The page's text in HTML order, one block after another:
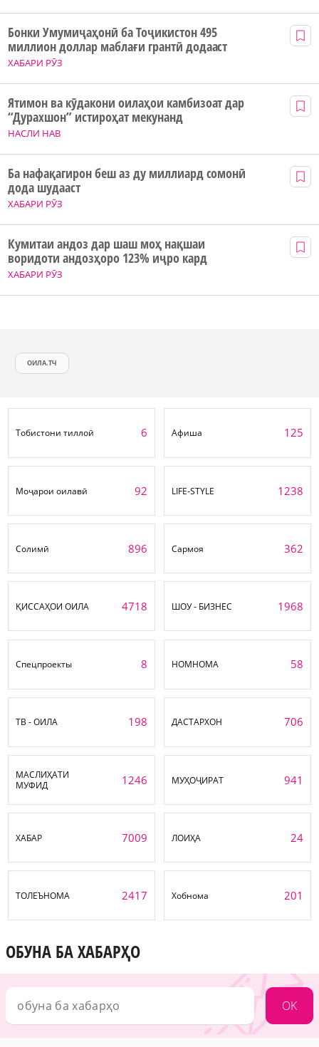
ХАБАРИ РӮЗ
Бонки Умумиҷаҳонӣ ба Тоҷикистон 495
миллион доллар маблағи грантӣ додааст
НАСЛИ НАВ
Ятимон ва кӯдакони оилаҳои камбизоат дар
“Дурахшон” истироҳат мекунанд
ХАБАРИ РӮЗ
Ба нафақагирон беш аз ду миллиард сомонӣ
дода шудааст
ХАБАРИ РӮЗ
Кумитаи андоз дар шаш моҳ нақшаи
воридоти андозҳоро 123% иҷро кард
ОИЛА.ТЧ
Тобистони тиллоӣ 6 Афиша 125
Моҷарои оилавӣ 92 LIFE-STYLE 1238
Солимӣ 896 Сармоя 362
ҚИССАҲОИ ОИЛА 4718 ШОУ - БИЗНЕС 1968
Спецпроекты 8 НОМНОМА 58
ТВ - ОИЛА 198 ДАСТАРХОН 706
МАСЛИҲАТИ
МУФИД
1246 МУҲОҶИРАТ 941
ХАБАР 7009 ЛОИҲА 24
ТОЛЕЪНОМА 2417 Хобнома 201
ОБУНА БА ХАБАРҲО
OK